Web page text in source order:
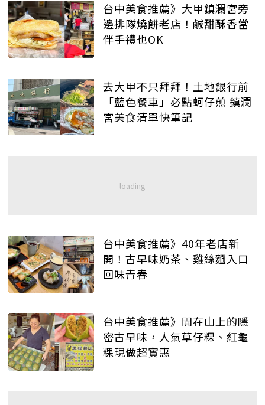
台中美食推薦》大甲鎮瀾宮旁
邊排隊燒餅老店！鹹甜酥香當
伴手禮也OK
去大甲不只拜拜！土地銀行前
「藍色餐車」必點蚵仔煎 鎮瀾
宮美食清單快筆記
台中美食推薦》40年老店新
開！古早味奶茶、雞絲麵入口
回味青春
台中美食推薦》開在山上的隱
密古早味，人氣草仔粿、紅龜
粿現做超實惠